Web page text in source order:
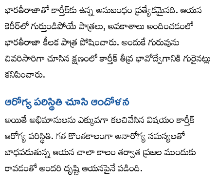
భారతీరాజాతో కార్తీక్‌కు ఉన్న అనుబంధం ప్రత్యేకమైనది. ఆయన
కెరీర్‌లో గుర్తుండిపోయే పాత్రలు, అవకాశాలు అందించడంలో
భారతీరాజా కీలక పాత్ర పోషించారు. అందుకే గురువును
చివరిసారిగా చూసిన క్షణంలో కార్తీక్ తీవ్ర భావోద్వేగానికి గురైనట్లు
కనిపించారు.
ఆరోగ్య పరిస్థితి చూసి ఆందోళన
అయితే అభిమానులను ఎక్కువగా కలచివేసిన విషయం కార్తీక్
ఆరోగ్య పరిస్థితి. గత కొంతకాలంగా అనారోగ్య సమస్యలతో
బాధపడుతున్న ఆయన చాలా కాలం తర్వాత ప్రజల ముందుకు
రావడంతో అందరి దృష్టి ఆయనపైనే పడింది.